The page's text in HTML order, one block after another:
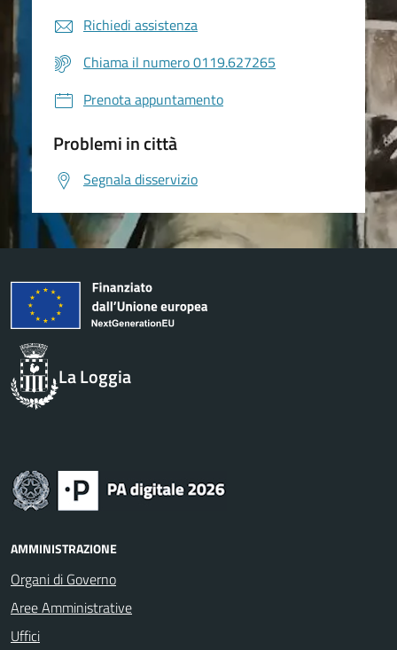
Richiedi assistenza
Chiama il numero 0119.627265
Prenota appuntamento
Problemi in città
Segnala disservizio
La Loggia
AMMINISTRAZIONE
Organi di Governo
Aree Amministrative
Uffici